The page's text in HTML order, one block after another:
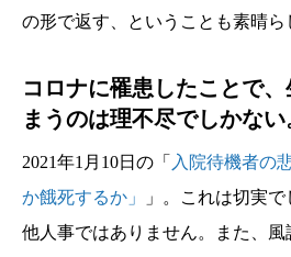
の形で返す、ということも素晴ら
コロナに罹患したことで
まうのは理不尽でしかない
2021年1月10日の「 入院待機者の
か餓死するか」
」。これは切実
他人事ではありません。また、